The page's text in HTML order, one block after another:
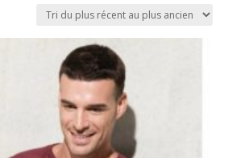
plus
récent
au
plus
ancien